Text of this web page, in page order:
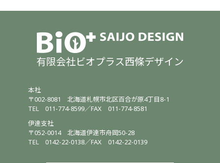
有限会社ビオプラス西條デザイン
本社
〒002-8081北海道札幌市北区百合が原4丁目8-1
TEL011-774-8599／FAX 011-774-8581
伊達支社
〒052-0014北海道伊達市舟岡50-28
TEL0142-22-0138／FAX 0142-22-0139